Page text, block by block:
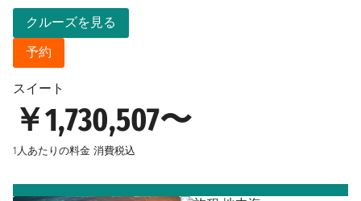
スイート
￥1,730,507〜
1人あたりの料金 消費税込
クルーズを見る
予約